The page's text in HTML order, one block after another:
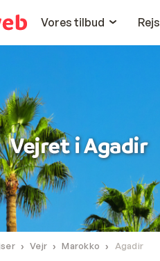
Vores tilbud
Vejret i Agadir
Vejr Marokko Agadir